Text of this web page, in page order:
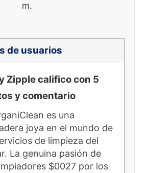
m.
de usuarios
Zipple califico con 5
y comentario
es una
joya en el mundo de
de limpieza del
La genuina pasión de
$0027 por los